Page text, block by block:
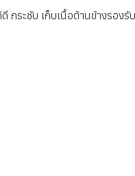
กระชับ เก็บเนื้อด้านข้างรอง